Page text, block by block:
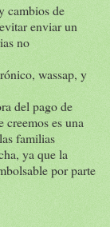
cambios de
enviar un
no
wassap, y
del pago de
creemos es una
familias
ya que la
por parte